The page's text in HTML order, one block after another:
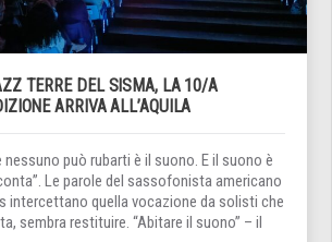
TERRE DEL SISMA, LA 10/A
ARRIVA ALL’AQUILA
nessuno può rubarti è il suono. E il suono è
Le parole del sassofonista americano
intercettano quella vocazione da solisti che
sembra restituire. “Abitare il suono” – il